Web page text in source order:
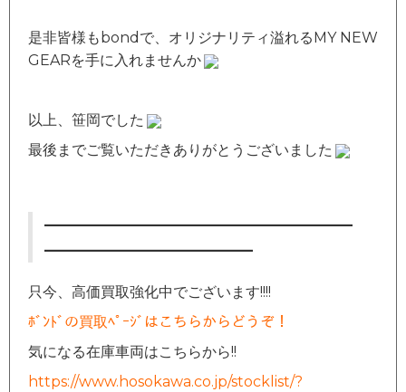
是非皆様もbondで、オリジナリティ溢れるMY NEW
GEARを手に入れませんか
以上、笹岡でした
最後までご覧いただきありがとうございました
—————————————————
———————————–
只今、高価買取強化中でございます!!!!
ﾎﾞﾝﾄﾞの買取ﾍﾟｰｼﾞはこちらからどうぞ！
気になる在庫車両はこちらから!!
https://www.hosokawa.co.jp/stocklist/?